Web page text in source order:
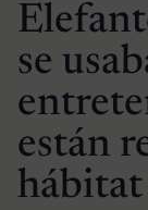
se
están
hábitat